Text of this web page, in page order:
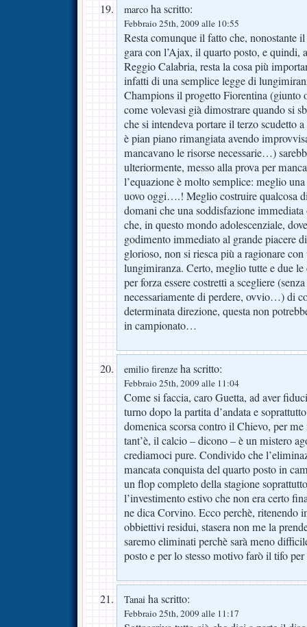
marco ha scritto:
Febbraio 25th, 2009 alle 10:55
Resta comunque il fatto che, nonostante
gara con l’Ajax, il quarto posto, e quindi,
Reggio Calabria, resta la cosa più
infatti di una semplice legge di
Champions il progetto Fiorentina
come volevasi già dimostrare quando si
che si intendeva portare il terzo scudetto
è pian piano rimangiata avendo
mancavano le risorse necessarie…)
ulteriormente, messo alla prova per
l’equazione è molto semplice: meglio
uovo oggi….! Meglio costruire qualcosa
domani che una soddisfazione
che, in questo mondo adolescenziale,
godimento immediato al grande piacere
glorioso, non si riesca più a ragionare
lungimiranza. Certo, meglio tutte e due
per forza essere costretti a scegliere
necessariamente di perdere, ovvio…) di
determinata direzione, questa non
in campionato…
emilio firenze ha scritto:
Febbraio 25th, 2009 alle 11:04
Come si faccia, caro Guetta, ad aver
turno dopo la partita d’andata e
domenica scorsa contro il Chievo, per
tant’è, il calcio – dicono – è un mistero
crediamoci pure. Condivido che
mancata conquista del quarto posto in
un flop completo della stagione
l’investimento estivo che non era certo
ne dica Corvino. Ecco perchè, ritenendo
obbiettivi residui, stasera non me la
saremo eliminati perchè sarà meno
posto e per lo stesso motivo farò il tifo
Tanai ha scritto:
Febbraio 25th, 2009 alle 11:17